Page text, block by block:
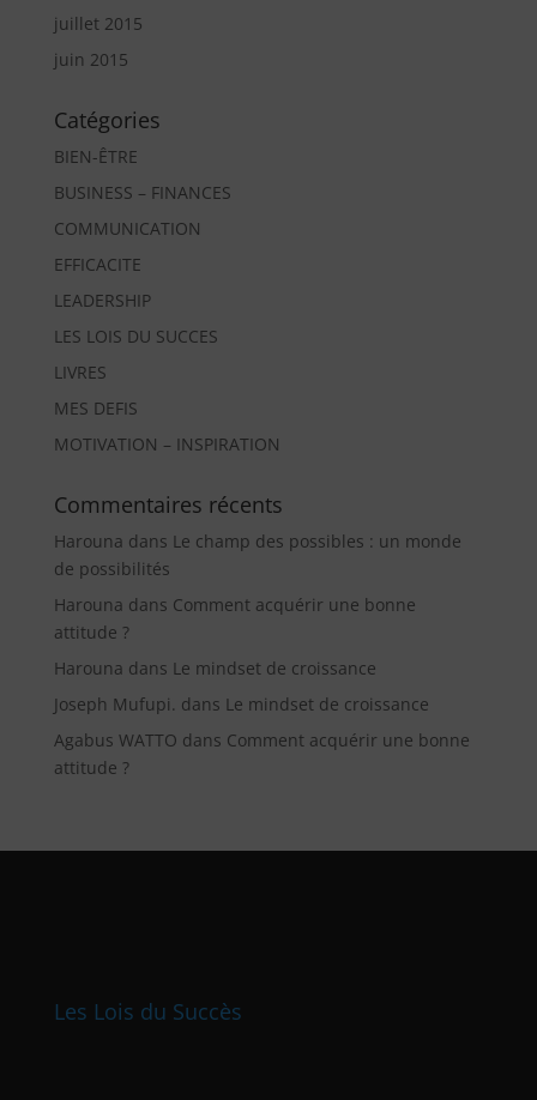
juillet 2015
juin 2015
Catégories
BIEN-ÊTRE
BUSINESS – FINANCES
COMMUNICATION
EFFICACITE
LEADERSHIP
LES LOIS DU SUCCES
LIVRES
MES DEFIS
MOTIVATION – INSPIRATION
Commentaires récents
Harouna dans Le champ des possibles : un monde
de possibilités
Harouna dans Comment acquérir une bonne
attitude ?
Harouna dans Le mindset de croissance
Joseph Mufupi. dans Le mindset de croissance
Agabus WATTO dans Comment acquérir une bonne
attitude ?
Les Lois du Succès